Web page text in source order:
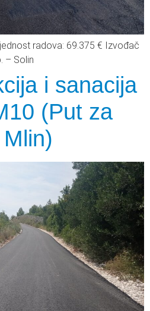
radova: 69.375 € Izvođač
– Solin
i sanacija
(Put za